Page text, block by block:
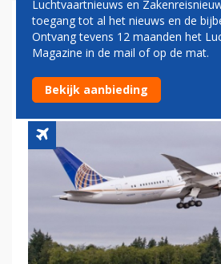
UNITED RUILT
ORDER MOGELIJK
777-300ER
Luchtvaartnieuws en
toegang tot al het nieuws en de
Ontvang tevens 12 maanden het
Magazine in de mail of op de mat.
Bekijk aanbieding